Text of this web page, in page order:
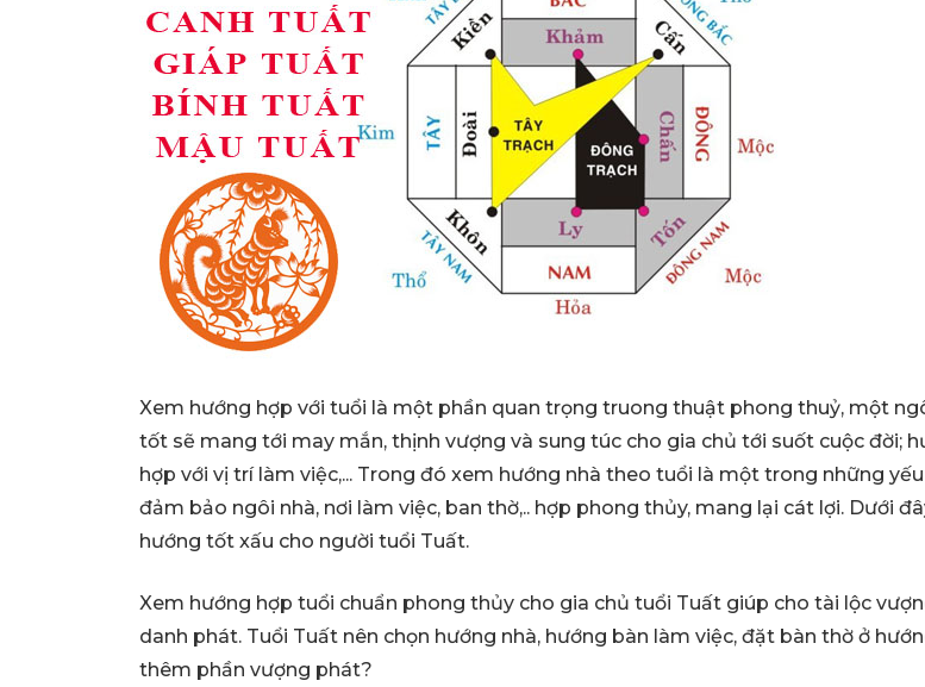
Xem hướng hợp với tuổi là một phần quan trọng truong thuật phong thuỷ, một
tốt sẽ mang tới may mắn, thịnh vượng và sung túc cho gia chủ tới suốt cuộc đời;
hợp với vị trí làm việc,... Trong đó xem hướng nhà theo tuổi là một trong những
đảm bảo ngôi nhà, nơi làm việc, ban thờ,.. hợp phong thủy, mang lại cát lợi. Dưới
hướng tốt xấu cho người tuổi Tuất.
Xem hướng hợp tuổi chuẩn phong thủy cho gia chủ tuổi Tuất giúp cho tài lộc
danh phát. Tuổi Tuất nên chọn hướng nhà, hướng bàn làm việc, đặt bàn thờ ở
thêm phần vượng phát?